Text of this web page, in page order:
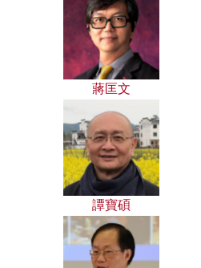
蔣匡文
譚寶碩